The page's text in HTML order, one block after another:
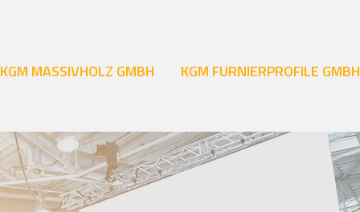
KGM MASSIVHOLZ GMBH KGM FURNIERPROFILE GMBH